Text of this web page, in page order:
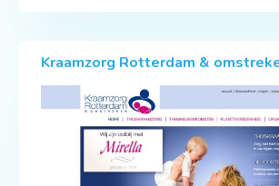
Kraamzorg Rotterdam &